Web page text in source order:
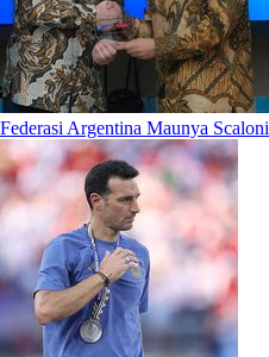
Federasi Argentina Maunya